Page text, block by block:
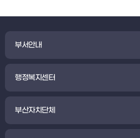
부서안내
행정복지센터
부산자치단체